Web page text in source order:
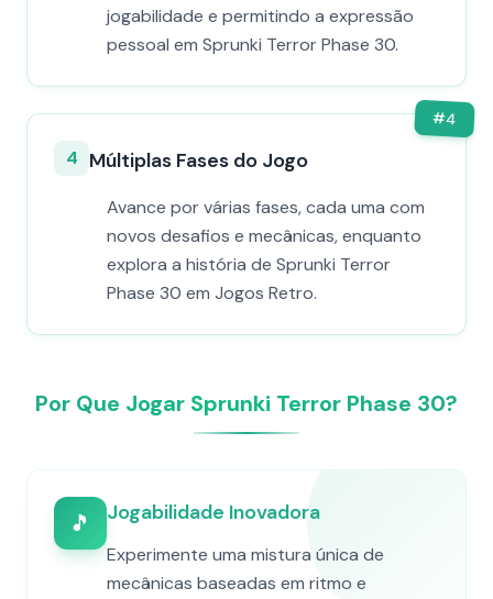
jogabilidade e permitindo a expressão
pessoal em Sprunki Terror Phase 30.
#4
4 Múltiplas Fases do Jogo
Avance por várias fases, cada uma com
novos desafios e mecânicas, enquanto
explora a história de Sprunki Terror
Phase 30 em Jogos Retro.
Por Que Jogar Sprunki Terror Phase 30?
🎵 Jogabilidade Inovadora
Experimente uma mistura única de
mecânicas baseadas em ritmo e